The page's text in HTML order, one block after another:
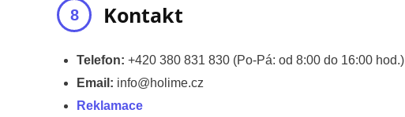
Kontakt
Telefon: +420 380 831 830 (Po-Pá: od 8:00 do 16:00 hod.)
Email: info@holime.cz
Reklamace